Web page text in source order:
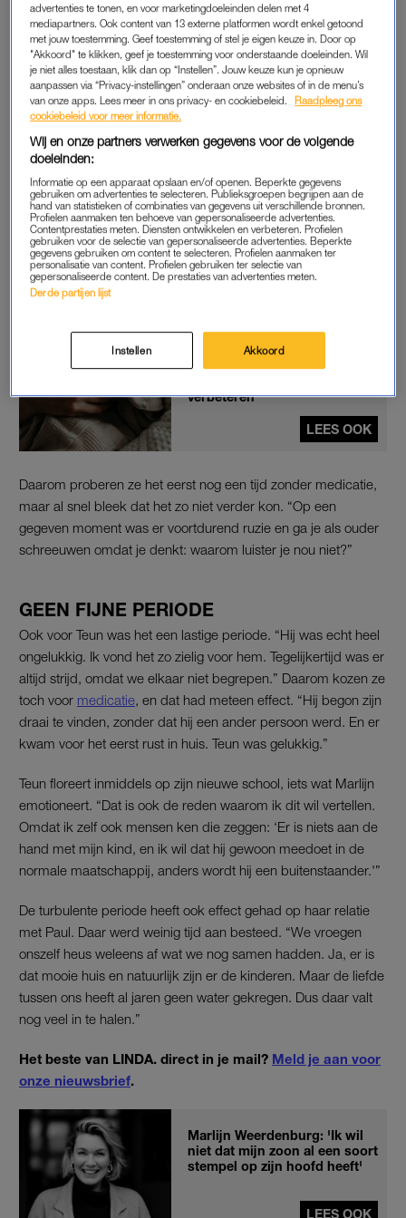
kroop onder tafels en werd gek van alle prikkels in de klas.”
Dit uitte zich niet alleen op school, ook thuis had Teun moeite
met luisteren. Marlijn dacht dat het aan haar lag: “Misschien
ben ik niet zo’n goede moeder, of niet duidelijk genoeg. Of
kunnen Paul en ik niet zo goed opvoeden.”
ADHD-DIAGNOSE
Ze laten Teun onderzoeken: hij blijkt ADHD te hebben, ‘maar
dan in heel extreme mate’. Hij moest naar hetspeciaal
basisonderwijsen medicatie slikken. “Daar schrokken wij
ontzettend van. We waren bang dat hij door die medicijnen
een ander persoon zou worden.”
ADHD of autisme is al bij
baby’s te ontdekken: 'Zo
verbeteren'
LEES OOK
Daarom proberen ze het eerst nog een tijd zonder medicatie,
maar al snel bleek dat het zo niet verder kon. “Op een
gegeven moment was er voortdurend ruzie en ga je als ouder
schreeuwen omdat je denkt: waarom luister je nou niet?”
GEEN FIJNE PERIODE
Ook voor Teun was het een lastige periode. “Hij was echt heel
ongelukkig. Ik vond het zo zielig voor hem. Tegelijkertijd was er
altijd strijd, omdat we elkaar niet begrepen.” Daarom kozen ze
toch voor medicatie , en dat had meteen effect. “Hij begon zijn
draai te vinden, zonder dat hij een ander persoon werd. En er
kwam voor het eerst rust in huis. Teun was gelukkig.”
Teun floreert inmiddels op zijn nieuwe school, iets wat Marlijn
emotioneert. “Dat is ook de reden waarom ik dit wil vertellen.
Omdat ik zelf ook mensen ken die zeggen: ‘Er is niets aan de
hand met mijn kind, en ik wil dat hij gewoon meedoet in de
normale maatschappij, anders wordt hij een buitenstaander.'”
De turbulente periode heeft ook effect gehad op haar relatie
met Paul. Daar werd weinig tijd aan besteed. “We vroegen
onszelf heus weleens af wat we nog samen hadden. Ja, er is
dat mooie huis en natuurlijk zijn er de kinderen. Maar de liefde
tussen ons heeft al jaren geen water gekregen. Dus daar valt
nog veel in te halen.”
Het beste van LINDA. direct in je mail? Meld je aan voor
onze nieuwsbrief.
Marlijn Weerdenburg: 'Ik wil
niet dat mijn zoon al een soort
stempel op zijn hoofd heeft'
LEES OOK
advertenties te tonen, en voor marketingdoeleinden delen met 4
mediapartners. Ook content van 13 externe platformen wordt enkel getoond
met jouw toestemming. Geef toestemming of stel je eigen keuze in. Door op
"Akkoord" te klikken, geef je toestemming voor onderstaande doeleinden. Wil
je niet alles toestaan, klik dan op “Instellen”. Jouw keuze kun je opnieuw
aanpassen via “Privacy-instellingen” onderaan onze websites of in de menu’s
van onze apps. Lees meer in ons privacy- en cookiebeleid.
Raadpleeg ons
cookiebeleid voor meer informatie.
Wij en onze partners verwerken gegevens voor de volgende
doeleinden:
Informatie op een apparaat opslaan en/of openen. Beperkte gegevens
gebruiken om advertenties te selecteren. Publieksgroepen begrijpen aan de
hand van statistieken of combinaties van gegevens uit verschillende bronnen.
Profielen aanmaken ten behoeve van gepersonaliseerde advertenties.
Contentprestaties meten. Diensten ontwikkelen en verbeteren. Profielen
gebruiken voor de selectie van gepersonaliseerde advertenties. Beperkte
gegevens gebruiken om content te selecteren. Profielen aanmaken ter
personalisatie van content. Profielen gebruiken ter selectie van
gepersonaliseerde content. De prestaties van advertenties meten.
Derde partijen lijst
Instellen Akkoord